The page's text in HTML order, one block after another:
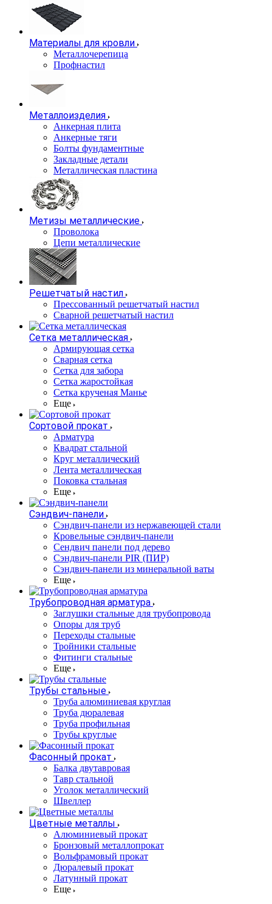
Материалы для кровли
Металлочерепица
Профнастил
Металлоизделия
Анкерная плита
Анкерные тяги
Болты фундаментные
Закладные детали
Металлическая пластина
Метизы металлические
Проволока
Цепи металлические
Решетчатый настил
Прессованный решетчатый настил
Сварной решетчатый настил
Сетка металлическая
Армирующая сетка
Сварная сетка
Сетка для забора
Сетка жаростойкая
Сетка крученая Манье
Еще
Сортовой прокат
Арматура
Квадрат стальной
Круг металлический
Лента металлическая
Поковка стальная
Еще
Сэндвич-панели
Cэндвич-панели из нержавеющей стали
Кровельные сэндвич-панели
Сендвич панели под дерево
Сэндвич-панели PIR (ПИР)
Сэндвич-панели из минеральной ваты
Еще
Трубопроводная арматура
Заглушки стальные для трубопровода
Опоры для труб
Переходы стальные
Тройники стальные
Фитинги стальные
Еще
Трубы стальные
Труба алюминиевая круглая
Труба дюралевая
Труба профильная
Трубы круглые
Фасонный прокат
Балка двутавровая
Тавр стальной
Уголок металлический
Швеллер
Цветные металлы
Алюминиевый прокат
Бронзовый металлопрокат
Вольфрамовый прокат
Дюралевый прокат
Латунный прокат
Еще